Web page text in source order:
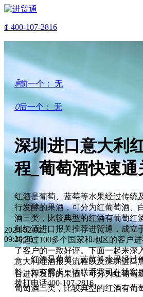
ꂅ 400-107-2816
服务内容
行业方案
全国网点
联系我们
ꄴ前一个： 无
ꄲ后一个： 无
深圳进口意大利
程_葡萄酒快速通
红酒是葡萄、蓝莓等水果经过传统
行发酵的果酒，可分为红葡萄酒、
酒三类，比较典型的红酒有葡萄红
利红酒进口报关推荐进贸通，成立
与超过100多个国家和地区的客户
了客户的一致好评。下面一起来深
意大利红酒报关流程以及深圳进口
料。如有需求，请联系我司在线客
拨打电话400-107-2816。
2024-02-02
09:20:38
红酒是葡萄、蓝莓等水果经过
合进行发酵的果酒，可分为红葡萄
葡萄酒三类，比较典型的红酒有葡